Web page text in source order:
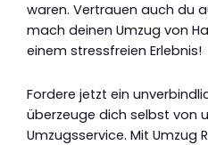
waren. Vertrauen auch du
mach deinen Umzug von
einem stressfreien Erlebnis!
Fordere jetzt ein
überzeuge dich selbst von
Umzugsservice. Mit Umzug